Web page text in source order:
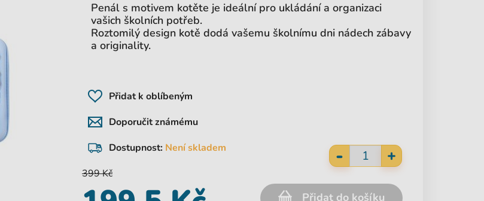
Penál s motivem kotěte je ideální pro ukládání a organizaci
vašich školních potřeb.
Roztomilý design kotě dodá vašemu školnímu dni nádech zábavy
a originality.
Přidat k oblíbeným
Doporučit známému
Dostupnost: Není skladem - +
399 Kč
Přidat do košíku